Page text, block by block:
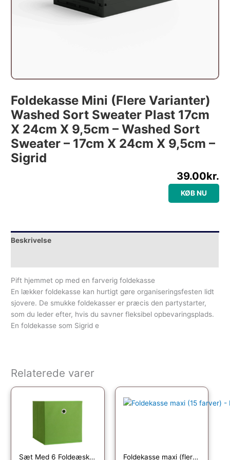
Foldekasse Mini (flere Varianter)
Washed Sort Sweater Plast 17cm
X 24cm X 9,5cm – Washed Sort
Sweater – 17cm X 24cm X 9,5cm –
Sigrid
39.00kr.
KØB NU
Beskrivelse
Pift hjemmet op med en farverig foldekasse
En lækker foldekasse kan hurtigt gøre organiseringsfesten lidt
sjovere. De smukke foldekasser er præcis den partystarter,
som du leder efter, hvis du savner fleksibel opbevaringsplads.
En foldekasse som Sigrid e
Relaterede varer
Sæt Med 6 Foldeæsker “Boxas” Foldekasse maxi (flere varianter) Toffee Plast 34cm x 48cm x 17cm – Toffee – 34cm x 48cm x 17cm – Sigrid